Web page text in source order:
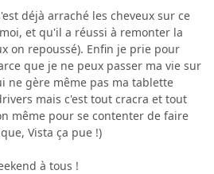
déjà arraché les cheveux sur ce
et qu'il a réussi à remonter la
on repoussé). Enfin je prie pour
que je ne peux passer ma vie sur
ne gère même pas ma tablette
mais c'est tout cracra et tout
même pour se contenter de faire
Vista ça pue !)
à tous !